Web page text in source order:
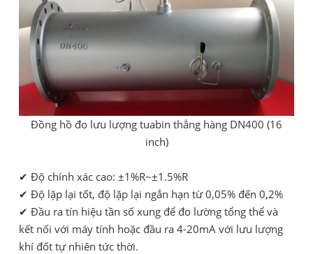
Đồng hồ đo lưu lượng tuabin thẳng hàng DN400 (16
inch)
✔ Độ chính xác cao: ±1%R~±1.5%R
✔ Độ lặp lại tốt, độ lặp lại ngắn hạn từ 0,05% đến 0,2%
✔ Đầu ra tín hiệu tần số xung để đo lường tổng thể và
kết nối với máy tính hoặc đầu ra 4-20mA với lưu lượng
khí đốt tự nhiên tức thời.